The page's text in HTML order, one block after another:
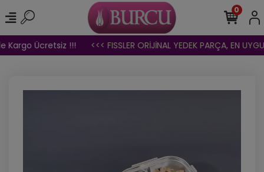
Ücretsiz !!! <<< FISSLER ORİJİNAL YEDEK PARÇA, EN
0